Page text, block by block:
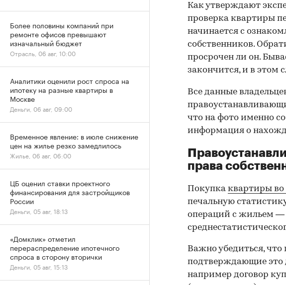
Как утверждают
проверка квартиры
начинается с
собственников.
просрочен ли он.
закончится, и в этом
Все данные
что на фото именно
информация о
права
Покупка квартиры во
печальную
операций с жильем —
Важно убедиться, что
подтверждающие это
например договор
Более половины компаний при
ремонте офисов превышают
изначальный бюджет
Отрасль, 06 авг, 10:00
Аналитики оценили рост спроса на
ипотеку на разные квартиры в
Москве
Деньги, 06 авг, 09:00
Временное явление: в июле снижение
цен на жилье резко замедлилось
Жилье, 06 авг, 06:00
ЦБ оценил ставки проектного
финансирования для застройщиков
России
Деньги, 05 авг, 18:13
«Домклик» отметил
перераспределение ипотечного
спроса в сторону вторички
Деньги, 05 авг, 15:13